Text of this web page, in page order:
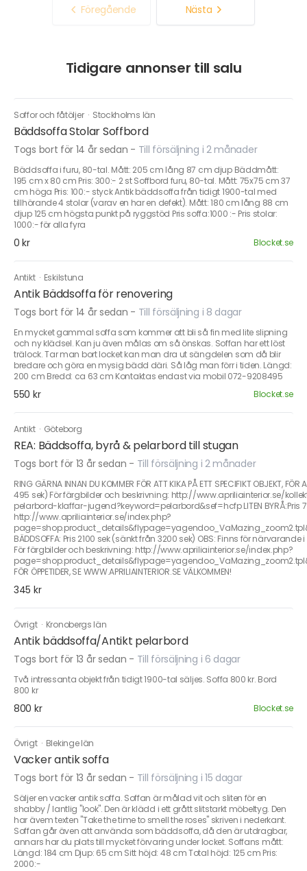
Föregående Nästa
Tidigare annonser till salu
Soffor och fåtöljer · Stockholms län
Bäddsoffa Stolar Soffbord
Togs bort för 14 år sedan - Till försäljning i 2 månader
Bäddsoffa i furu, 80-tal. Mått: 205 cm lång 87 cm djup Bäddmått:
195 cm x 80 cm Pris: 300:- 2 st Soffbord furu, 80-tal. Mått: 75x75 cm 37
cm höga Pris: 100:- styck Antik bäddsoffa från tidigt 1900-tal med
tillhörande 4 stolar (varav en har en defekt). Mått: 180 cm lång 88 cm
djup 125 cm högsta punkt på ryggstöd Pris soffa:1000 :- Pris stolar:
1000:- för alla fyra
0 kr Blocket.se
Antikt · Eskilstuna
Antik Bäddsoffa för renovering
Togs bort för 14 år sedan - Till försäljning i 8 dagar
En mycket gammal soffa som kommer att bli så fin med lite slipning
och ny klädsel. Kan ju även målas om så önskas. Soffan har ett löst
trälock. Tar man bort locket kan man dra ut sängdelen som då blir
bredare och göra en mysig bädd däri. Så låg man förr i tiden. Längd:
200 cm Bredd: ca 63 cm Kontaktas endast via mobil 072-9208495
550 kr Blocket.se
Antikt · Göteborg
REA: Bäddsoffa, byrå & pelarbord till stugan
Togs bort för 13 år sedan - Till försäljning i 2 månader
RING GÄRNA INNAN DU KOMMER FÖR ATT KIKA PÅ ETT SPECIFIKT OBJEKT,
495 sek) För färgbilder och beskrivning: http://www.apriliainterior.se/
pelarbord-klaffar-jugend?keyword=pelarbord&sef=hcfp LITEN BYRÅ:Pris
http://www.apriliainterior.se/index.php?
BÄDDSOFFA: Pris 2100 sek (sänkt från 3200 sek) OBS: Finns för
För färgbilder och beskrivning: http://www.apriliainterior.se/index.php?
FÖR ÖPPETIDER, SE WWW.APRILIAINTERIOR.SE VÄLKOMMEN!
345 kr
Övrigt · Kronobergs län
Antik bäddsoffa/Antikt pelarbord
Togs bort för 13 år sedan - Till försäljning i 6 dagar
Två intressanta objekt från tidigt 1900-tal säljes. Soffa 800 kr. Bord
800 kr
800 kr Blocket.se
Övrigt · Blekinge län
Vacker antik soffa
Togs bort för 13 år sedan - Till försäljning i 15 dagar
Säljer en vacker antik soffa. Soffan är målad vit och sliten för en
shabby / lantlig "look". Den är klädd i ett grått slitstarkt möbeltyg. Den
har ävem texten "Take the time to smell the roses" skriven i nederkant.
Soffan går även att använda som bäddsoffa, då den är utdragbar,
annars har du plats till mycket förvaring under locket. Soffans mått:
Längd: 184 cm Djup: 65 cm Sitt höjd: 48 cm Total höjd: 125 cm Pris:
2000:-